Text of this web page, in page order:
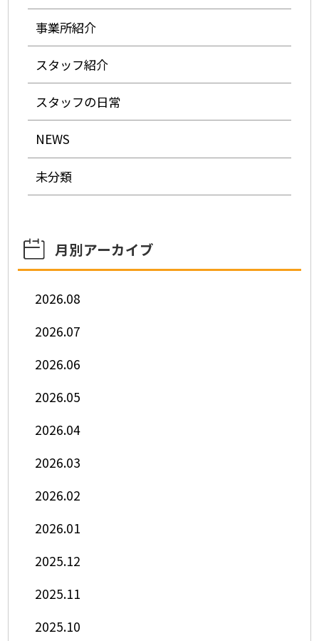
事業所紹介
スタッフ紹介
スタッフの日常
NEWS
未分類
月別アーカイブ
2026.08
2026.07
2026.06
2026.05
2026.04
2026.03
2026.02
2026.01
2025.12
2025.11
2025.10